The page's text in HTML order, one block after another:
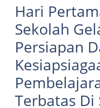
Hari
Sekolah
Persiapan
Terbatas Di